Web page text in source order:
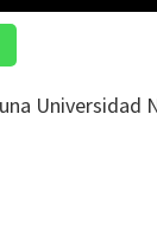
Universidad